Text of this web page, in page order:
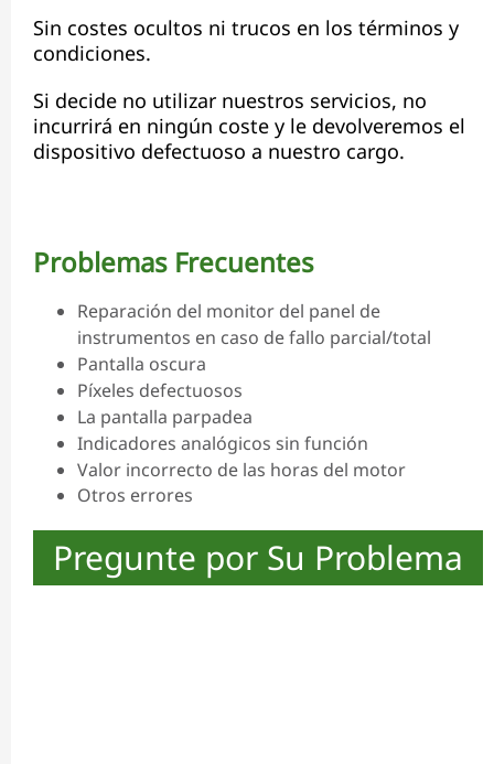
Sin costes ocultos ni trucos en los términos y
condiciones.
Si decide no utilizar nuestros servicios, no
incurrirá en ningún coste y le devolveremos el
dispositivo defectuoso a nuestro cargo.
Problemas Frecuentes
Reparación del monitor del panel de
instrumentos en caso de fallo parcial/total
Pantalla oscura
Píxeles defectuosos
La pantalla parpadea
Indicadores analógicos sin función
Valor incorrecto de las horas del motor
Otros errores
Pregunte por Su Problema